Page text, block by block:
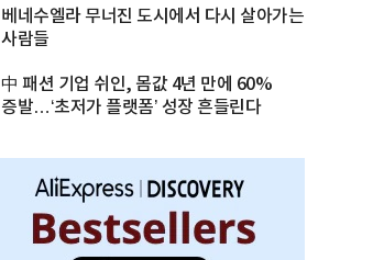
베네수엘라 무너진 도시에서 다시 살아가는
사람들
中 패션 기업 쉬인, 몸값 4년 만에 60%
증발…‘초저가 플랫폼’ 성장 흔들린다